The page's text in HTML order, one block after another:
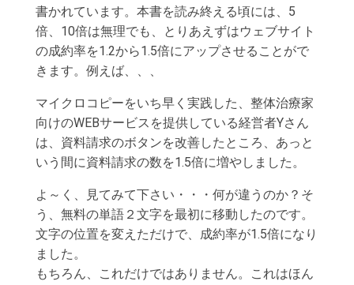
書かれています。本書を読み終える頃には、5
倍、10倍は無理でも、とりあえずはウェブサイト
の成約率を1.2から1.5倍にアップさせることがで
きます。例えば、、、
マイクロコピーをいち早く実践した、整体治療家
向けのWEBサービスを提供している経営者Yさん
は、資料請求のボタンを改善したところ、あっと
いう間に資料請求の数を1.5倍に増やしました。
よ～く、見てみて下さい・・・何が違うのか？そ
う、無料の単語２文字を最初に移動したのです。
文字の位置を変えただけで、成約率が1.5倍になり
ました。
もちろん、これだけではありません。これはほん